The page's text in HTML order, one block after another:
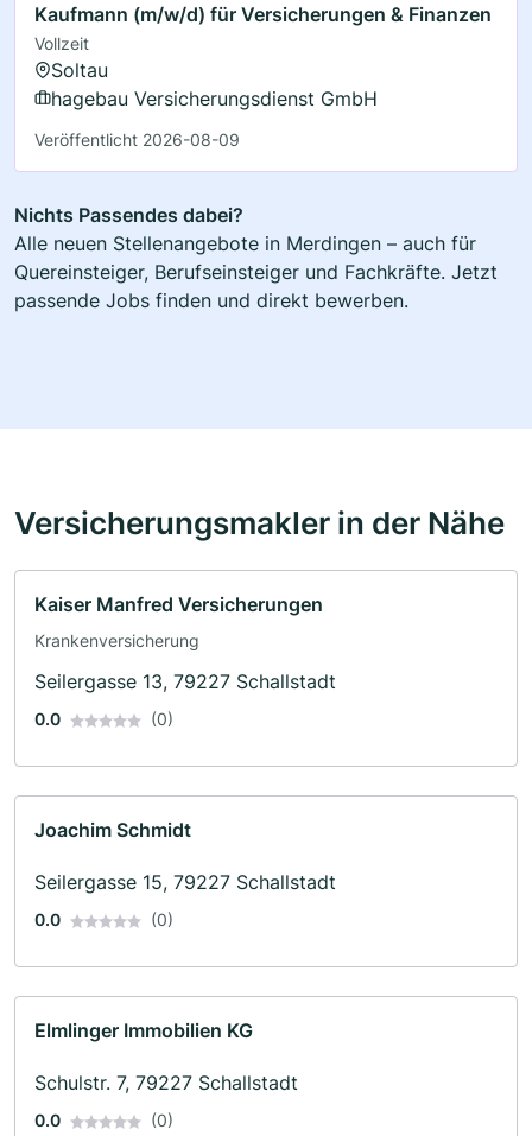
Kaufmann (m/w/d) für Versicherungen & Finanzen
Vollzeit
Soltau
hagebau Versicherungsdienst GmbH
Veröffentlicht 2026-08-09
Nichts Passendes dabei?
Alle neuen Stellenangebote in Merdingen – auch für
Quereinsteiger, Berufseinsteiger und Fachkräfte. Jetzt
passende Jobs finden und direkt bewerben.
Versicherungsmakler in der Nähe
Kaiser Manfred Versicherungen
Krankenversicherung
Seilergasse 13, 79227 Schallstadt
0.0 (0)
Joachim Schmidt
Seilergasse 15, 79227 Schallstadt
0.0 (0)
Elmlinger Immobilien KG
Schulstr. 7, 79227 Schallstadt
0.0 (0)